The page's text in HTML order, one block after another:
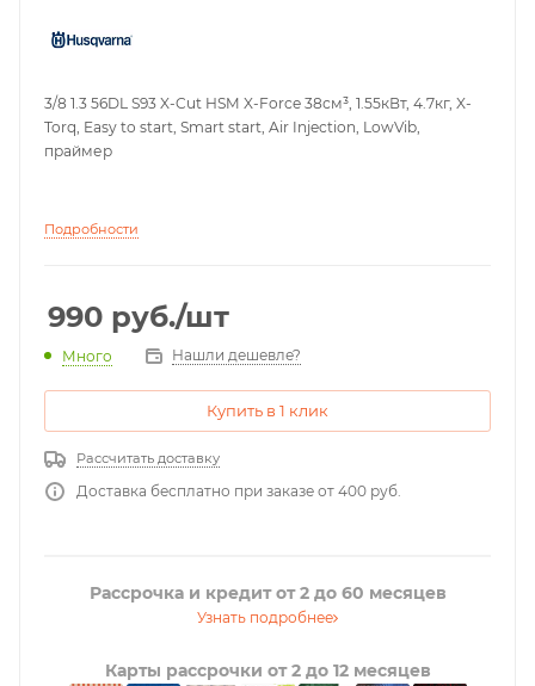
3/8 1.3 56DL S93 X-Cut HSM X-Force 38см³, 1.55кВт, 4.7кг, X-
Torq, Easy to start, Smart start, Air Injection, LowVib,
праймер
Подробности
990 руб./шт
Много Нашли дешевле?
Купить в 1 клик
Рассчитать доставку
Доставка бесплатно при заказе от 400 руб.
Рассрочка и кредит от 2 до 60 месяцев
Узнать подробнее
Карты рассрочки от 2 до 12 месяцев